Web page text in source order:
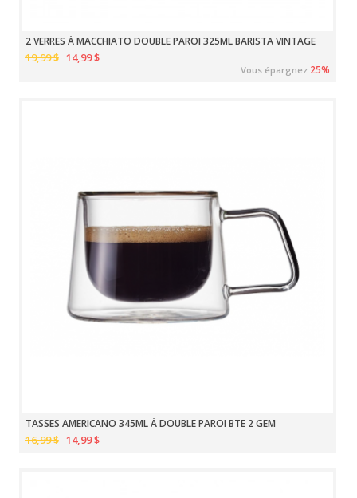
2 VERRES À MACCHIATO DOUBLE PAROI 325ML BARISTA VINTAGE
19,99 $ 14,99 $
Vous épargnez 25%
TASSES AMERICANO 345ML À DOUBLE PAROI BTE 2 GEM
16,99 $ 14,99 $